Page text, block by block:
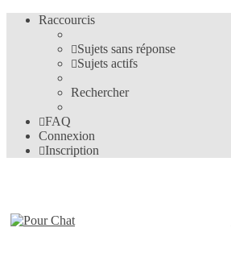
Raccourcis
Sujets sans réponse
Sujets actifs
Rechercher
FAQ
Connexion
Inscription